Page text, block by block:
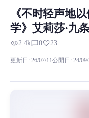
RVC RVCボイ
RVC RVCボイスモデ
以下是主角的介绍 艾
rvc, 下载, 不时轻声地
《不时轻声地
学》艾莉莎·九
visibility2.4kchat_bubble_outline0favorite23
更新日 : 26/07/11公開日 : 24/